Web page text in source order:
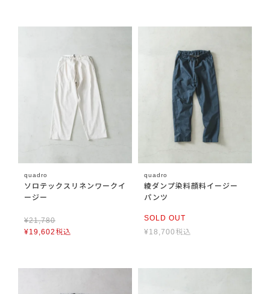
quadro
ソロテックスリネンワークイ
ージー
¥21,780
¥19,602税込
quadro
綾ダンプ染料顔料イージー
パンツ
SOLD OUT
¥18,700 税込